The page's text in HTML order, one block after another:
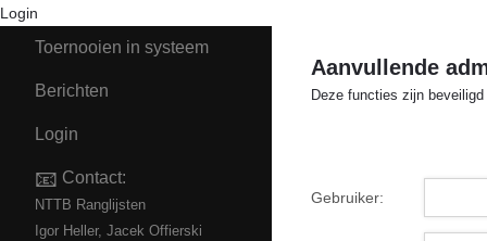
Login
Toernooien in systeem
Berichten
Login
📧 Contact:
NTTB Ranglijsten
Igor Heller, Jacek Offierski
Aanvullende
Deze functies zijn
Gebruiker: